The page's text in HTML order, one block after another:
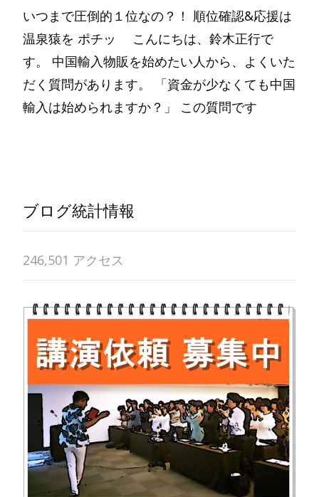
いつまで圧倒的１位なの？！ 順位確認&応援は
温泉猿を ポチッ こんにちは、鈴木正行で
す。 中国輸入物販を始めたい人から、よくいた
だく質問があります。 「資金が少なくても中国
輸入は始められますか？」 この質問です
ブログ統計情報
246,501 アクセス